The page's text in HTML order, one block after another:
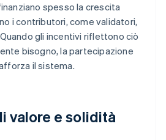
spesso la crescita
i contributori, come validatori,
gli incentivi riflettono ciò
bisogno, la partecipazione
il sistema.
valore e solidità